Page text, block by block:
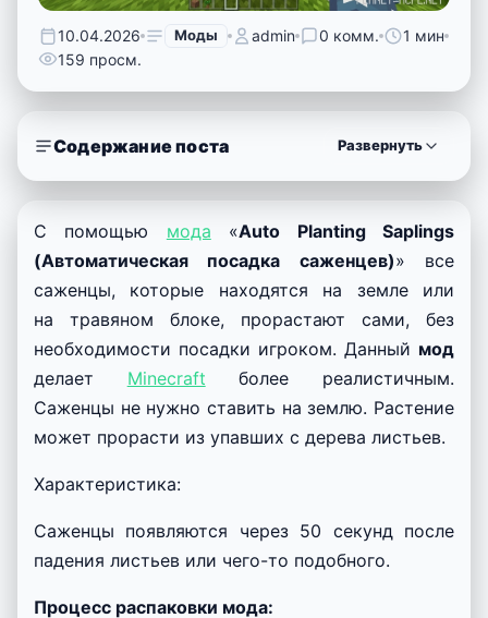
10.04.2026 Моды admin 0 комм.
1 мин
159 просм.
Содержание поста Развернуть
С помощью мода «Auto Planting Saplings
(Автоматическая посадка саженцев)» все
саженцы, которые находятся на земле или
на травяном блоке, прорастают сами, без
необходимости посадки игроком. Данный мод
делает Minecraft более реалистичным.
Саженцы не нужно ставить на землю. Растение
может прорасти из упавших с дерева листьев.
Характеристика:
Саженцы появляются через 50 секунд после
падения листьев или чего-то подобного.
Процесс распаковки мода: